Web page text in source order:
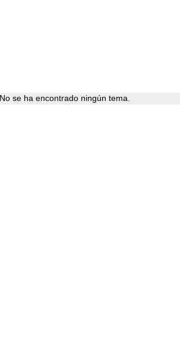
No se ha encontrado ningún tema.